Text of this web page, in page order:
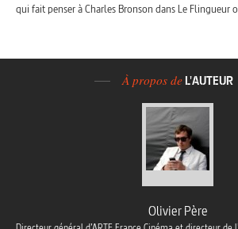
qui fait penser à Charles Bronson dans Le Flingueur
À propos de L'AUTEUR
Olivier Père